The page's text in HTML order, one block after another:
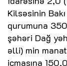
Kilsəsinin
qurumuna
şəhəri Dağ
əlli) min
icmasına